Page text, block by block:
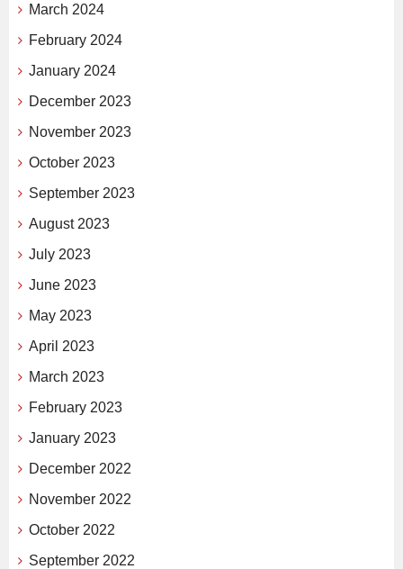
March 2024
February 2024
January 2024
December 2023
November 2023
October 2023
September 2023
August 2023
July 2023
June 2023
May 2023
April 2023
March 2023
February 2023
January 2023
December 2022
November 2022
October 2022
September 2022